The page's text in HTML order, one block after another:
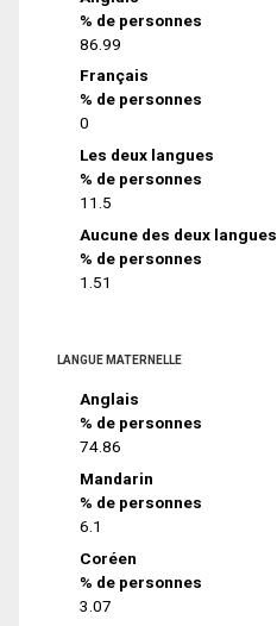
% de personnes
86.99
Français
% de personnes
0
Les deux langues
% de personnes
11.5
Aucune des deux langues
% de personnes
1.51
LANGUE MATERNELLE
Anglais
% de personnes
74.86
Mandarin
% de personnes
6.1
Coréen
% de personnes
3.07